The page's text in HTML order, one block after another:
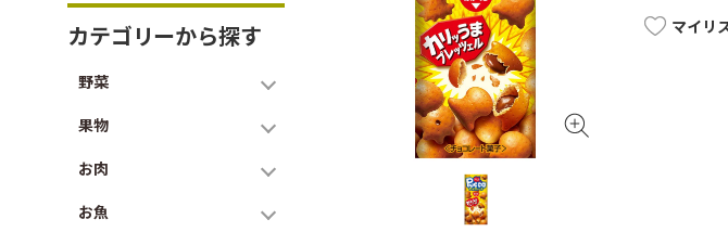
カテゴリーから探す
野菜
果物
お肉
お魚
マイリ